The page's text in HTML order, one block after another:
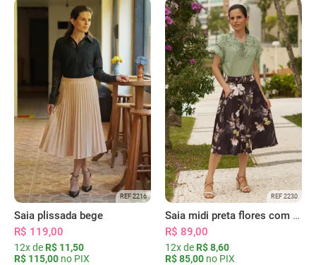
REF 2216
Saia plissada bege
R$ 119,00
12x de R$ 11,50
R$ 115,00 no PIX
REF 2230
Saia midi preta flores com bolsos
R$ 89,00
12x de R$ 8,60
R$ 85,00 no PIX